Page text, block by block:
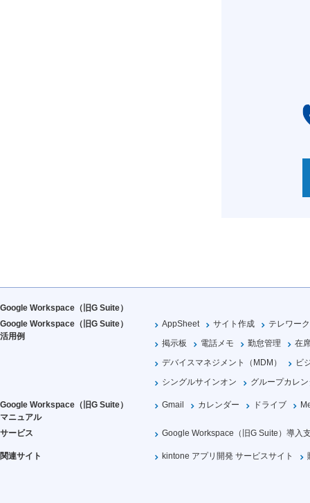
Google Workspace（旧G Suite）
Google Workspace（旧G Suite）
活用例
AppSheet サイト作成
テレワーク
掲示板
電話メモ 勤怠管理
在
デバイスマネジメント（MDM）
ビ
シングルサインオン
グループカレ
Google Workspace（旧G Suite）
マニュアル
Gmail カレンダー ドライブ
サービス Google Workspace（旧G Suite）導入
関連サイト kintone アプリ開発 サービスサイト